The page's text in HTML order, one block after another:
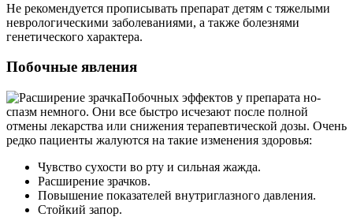
Не рекомендуется прописывать препарат детям с тяжелыми
неврологическими заболеваниями, а также болезнями
генетического характера.
Побочные явления
Побочных эффектов у препарата но-
спазм немного. Они все быстро исчезают после полной
отмены лекарства или снижения терапевтической дозы. Очень
редко пациенты жалуются на такие изменения здоровья:
Чувство сухости во рту и сильная жажда.
Расширение зрачков.
Повышение показателей внутриглазного давления.
Стойкий запор.